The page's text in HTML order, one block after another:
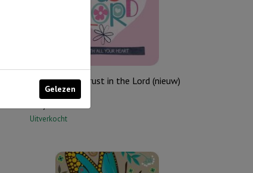
Onderzetter: Trust in the Lord (nieuw)
Uitverkocht
Gelezen